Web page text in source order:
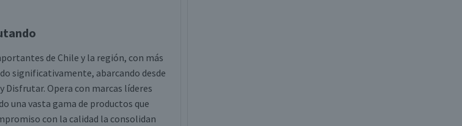
de Chile y la región, con más
significativamente, abarcando desde
Opera con marcas líderes
una vasta gama de productos que
con la calidad la consolidan